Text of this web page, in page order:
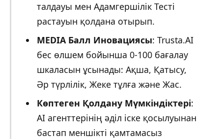
талдауы мен Адамгершілік Тесті
растауын қолдана отырып.
MEDIA Балл Иновациясы: Trusta.AI
бес өлшем бойынша 0-100 бағалау
шкаласын ұсынады: Ақша, Қатысу,
Әр түрлілік, Жеке тұлға және Жас.
Көптеген Қолдану Мүмкіндіктері:
AI агенттерінің әділ іске қосылуынан
бастап меншікті қамтамасыз